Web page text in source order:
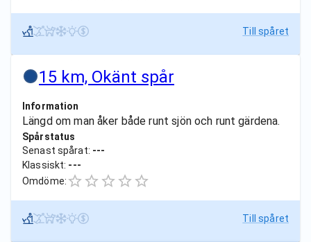
Till spåret
15 km, Okänt spår
Information
Längd om man åker både runt sjön och runt gärdena.
Spårstatus
Senast spårat: ---
Klassiskt: ---
Omdöme:
Till spåret